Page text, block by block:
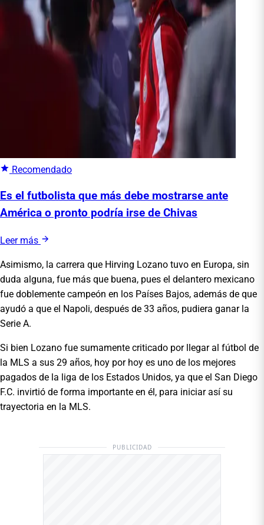
Recomendado
Es el futbolista que más debe mostrarse ante
América o pronto podría irse de Chivas
Leer más
Asimismo, la carrera que Hirving Lozano tuvo en Europa, sin
duda alguna, fue más que buena, pues el delantero mexicano
fue doblemente campeón en los Países Bajos, además de que
ayudó a que el Napoli, después de 33 años, pudiera ganar la
Serie A.
Si bien Lozano fue sumamente criticado por llegar al fútbol de
la MLS a sus 29 años, hoy por hoy es uno de los mejores
pagados de la liga de los Estados Unidos, ya que el San Diego
F.C. invirtió de forma importante en él, para iniciar así su
trayectoria en la MLS.
PUBLICIDAD